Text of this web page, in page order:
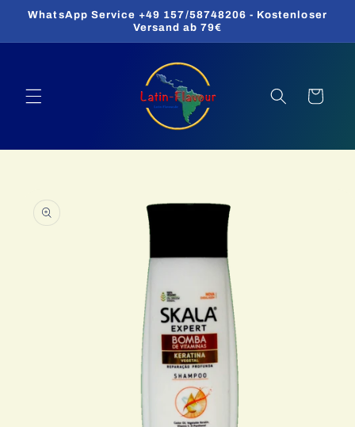
zum
WhatsApp Service +49 157/58748206 - Kostenloser
Versand ab 79€
Warenkorb